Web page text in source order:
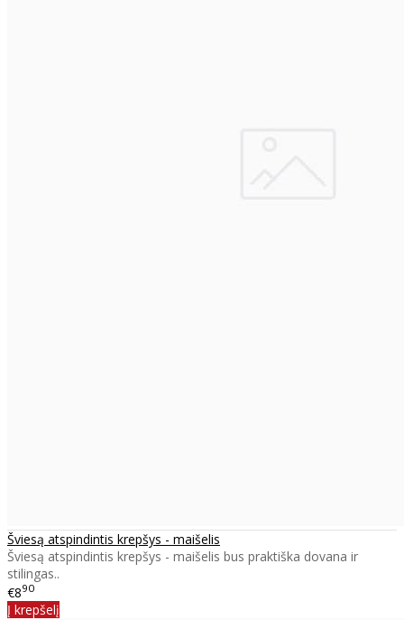
Šviesą atspindintis krepšys - maišelis
Šviesą atspindintis krepšys - maišelis bus praktiška dovana ir
stilingas..
€890
Į krepšelį